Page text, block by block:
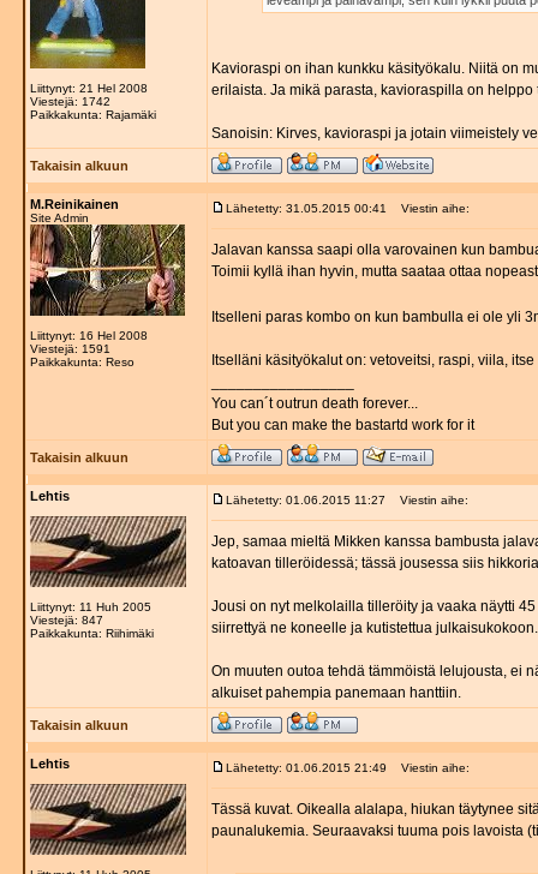
Liittynyt: 21 Hel 2008
Viestejä: 1742
Paikkakunta: Rajamäki
Kavioraspi on ihan kunkku käsityökalu. Niitä on
erilaista. Ja mikä parasta, kavioraspilla on
Sanoisin: Kirves, kavioraspi ja jotain viimeistely
Takaisin alkuun
M.Reinikainen
Site Admin
Liittynyt: 16 Hel 2008
Viestejä: 1591
Paikkakunta: Reso
Lähetetty: 31.05.2015 00:41 Viestin aihe:
Jalavan kanssa saapi olla varovainen kun
Toimii kyllä ihan hyvin, mutta saataa ottaa
Itselleni paras kombo on kun bambulla ei ole yli
Itselläni käsityökalut on: vetoveitsi, raspi, viila,
You can´t outrun death forever...
But you can make the bastartd work for it
Takaisin alkuun
Lehtis
Liittynyt: 11 Huh 2005
Viestejä: 847
Paikkakunta: Riihimäki
Lähetetty: 01.06.2015 11:27 Viestin aihe:
Jep, samaa mieltä Mikken kanssa bambusta
katoavan tilleröidessä; tässä jousessa siis
Jousi on nyt melkolailla tilleröity ja vaaka näytti
siirrettyä ne koneelle ja kutistettua julkaisukokoon.
On muuten outoa tehdä tämmöistä lelujousta, ei
alkuiset pahempia panemaan hanttiin.
Takaisin alkuun
Lehtis Lähetetty: 01.06.2015 21:49 Viestin aihe:
Tässä kuvat. Oikealla alalapa, hiukan täytynee
paunalukemia. Seuraavaksi tuuma pois lavoista